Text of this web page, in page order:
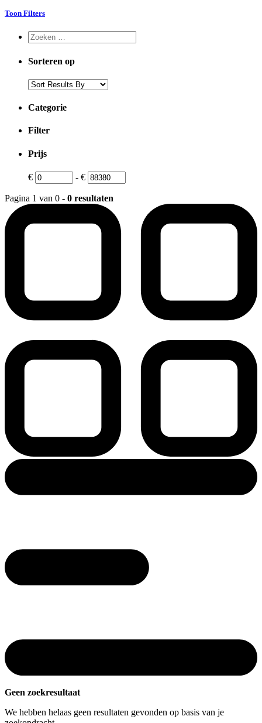
Toon Filters
Sorteren op
Categorie
Filter
Prijs
€ - €
Pagina 1 van 0 - 0 resultaten
Geen zoekresultaat
We hebben helaas geen resultaten gevonden op basis van je